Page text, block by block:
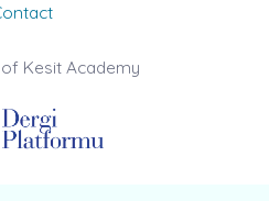
Kesit Academy